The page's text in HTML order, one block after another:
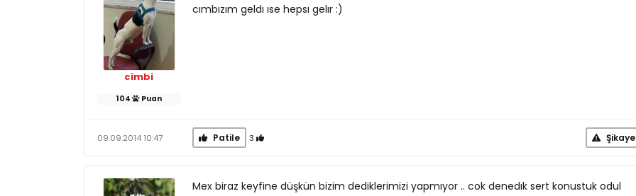
cimbi
104 Puan
cımbızım geldı ıse hepsı gelır :)
09.09.2014 10:47 Patile 3
Mex biraz keyfine düşkün bizim dediklerimizi yapmıyor .. cok denedık sert konustuk odul